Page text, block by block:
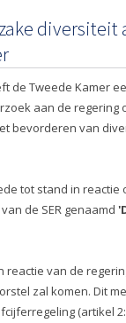
diversiteit
de Tweede Kamer
aan de regering
bevorderen van
tot stand in reactie
de SER genaamd
reactie van de
zal komen. Dit
(artikel